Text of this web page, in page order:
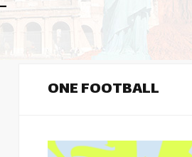
ONE FOOTBALL